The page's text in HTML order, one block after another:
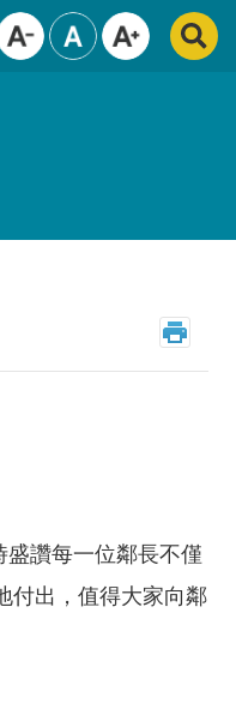
讚每一位鄰長不僅
付出，值得大家向鄰